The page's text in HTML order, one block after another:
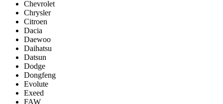
Chevrolet
Chrysler
Citroen
Dacia
Daewoo
Daihatsu
Datsun
Dodge
Dongfeng
Evolute
Exeed
FAW